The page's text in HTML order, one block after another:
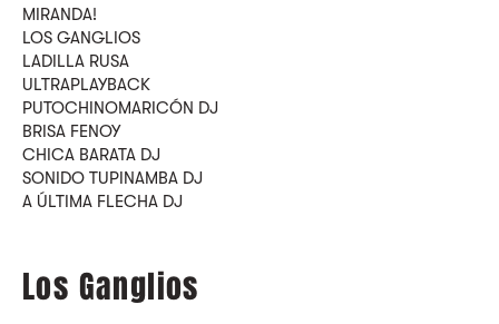
MIRANDA!
LOS GANGLIOS
LADILLA RUSA
ULTRAPLAYBACK
PUTOCHINOMARICÓN DJ
BRISA FENOY
CHICA BARATA DJ
SONIDO TUPINAMBA DJ
A ÚLTIMA FLECHA DJ
Los Ganglios